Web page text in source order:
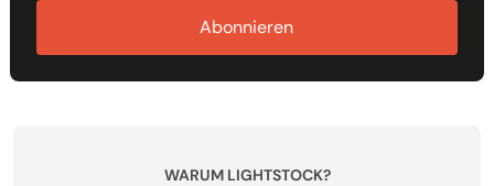
Abonnieren
WARUM LIGHTSTOCK?